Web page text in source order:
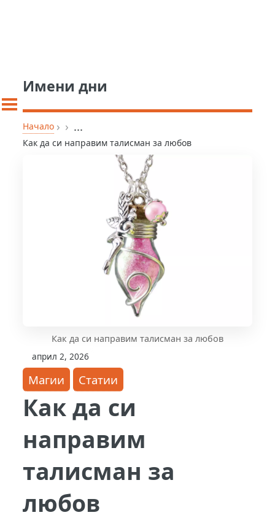
Имени дни
Начало › › ...
Как да си направим талисман за любов
Как да си направим талисман за любов
април 2, 2026
Магии Статии
Как да си
направим
талисман за
любов